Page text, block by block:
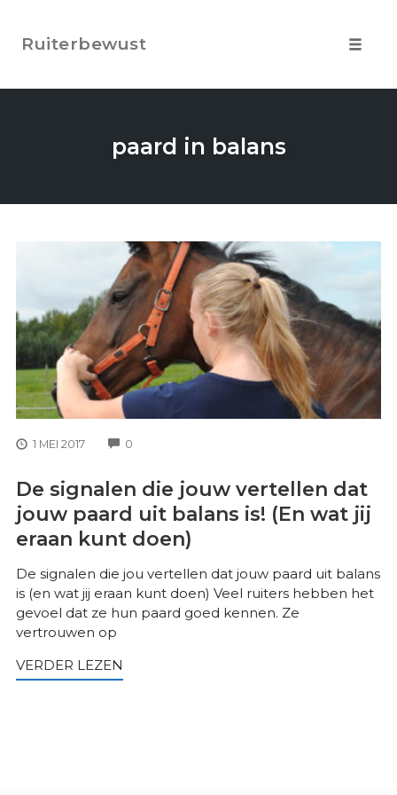
content
Ruiterbewust
paard in balans
1 MEI 2017 0
De signalen die jouw vertellen dat
jouw paard uit balans is! (En wat jij
eraan kunt doen)
De signalen die jou vertellen dat jouw paard uit balans
is (en wat jij eraan kunt doen) Veel ruiters hebben het
gevoel dat ze hun paard goed kennen. Ze
vertrouwen op
VERDER LEZEN